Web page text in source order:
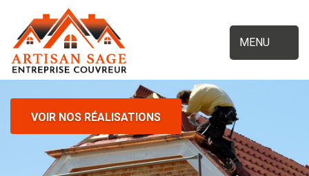
MENU
VOIR NOS RÉALISATIONS